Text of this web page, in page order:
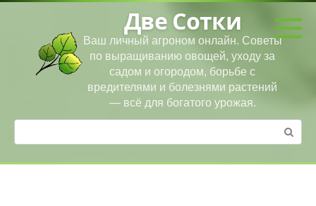
Перейти
Две Сотки
Ваш личный агроном онлайн. Советы
по выращиванию овощей, уходу за
садом и огородом, борьбе с
вредителями и болезнями растений
— всё для богатого урожая.
Поиск: